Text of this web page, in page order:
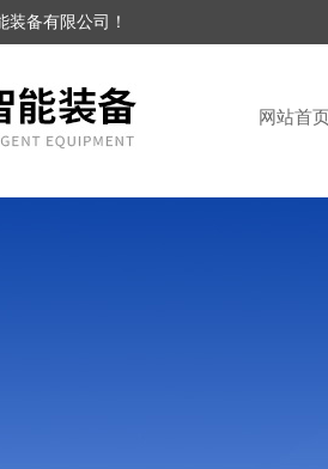
备有限公司！
网站首